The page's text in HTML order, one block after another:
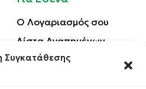
Συγκατάθεσης
Ο Λογαριασμός σου
Λίστα Αγαπημένων
Οι Παραγγελίες σου